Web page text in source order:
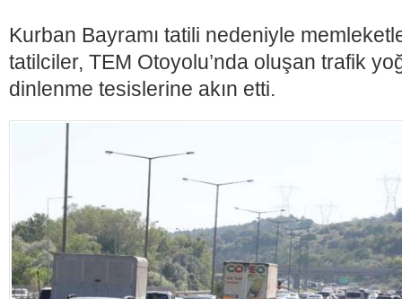
Kurban Bayramı tatili nedeniyle
tatilciler, TEM Otoyolu’nda oluşan trafik
dinlenme tesislerine akın etti.